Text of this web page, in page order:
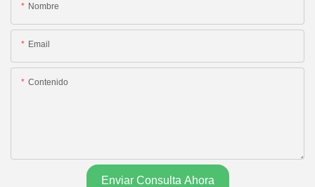
Nombre
Email
Contenido
Enviar Consulta Ahora